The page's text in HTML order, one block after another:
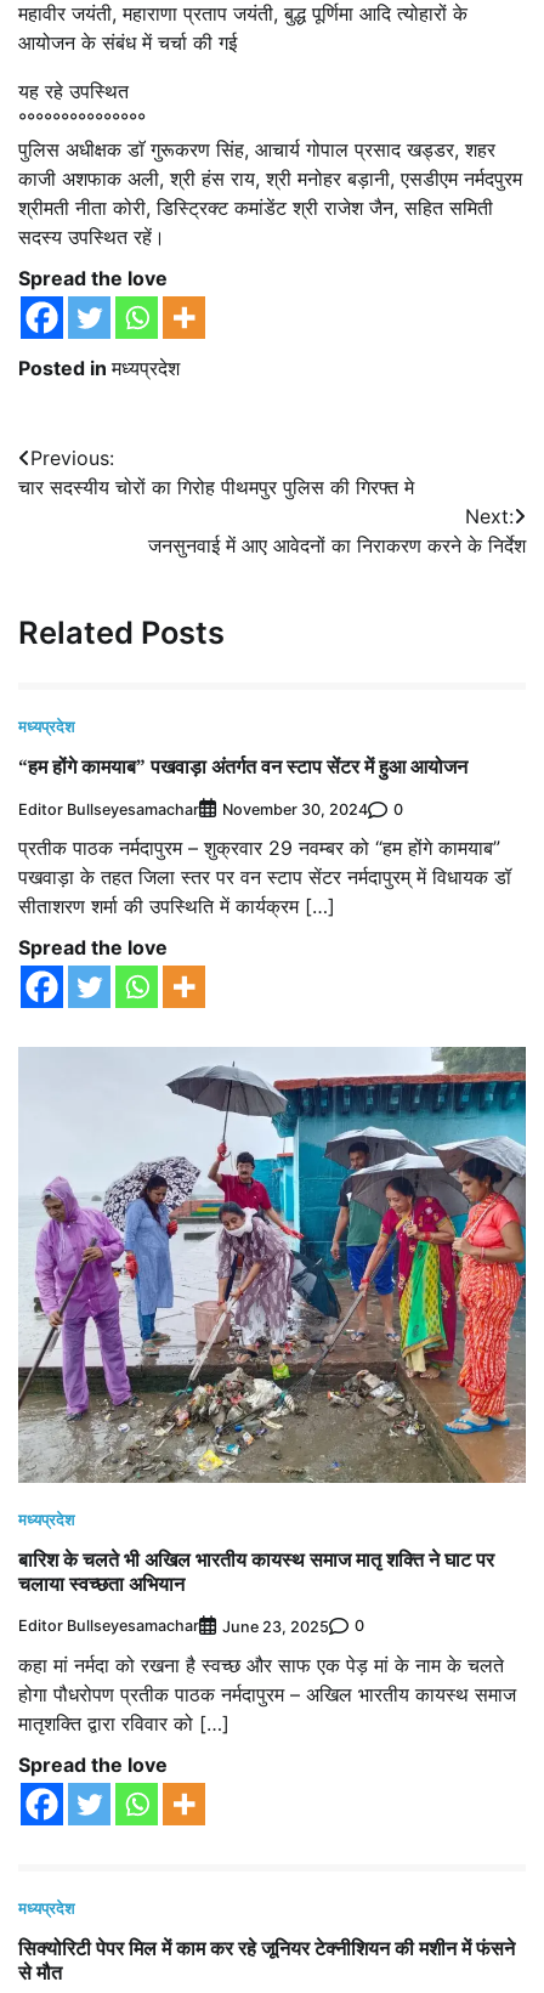
महावीर जयंती, महाराणा प्रताप जयंती, बुद्ध पूर्णिमा आदि त्योहारों के
आयोजन के संबंध में चर्चा की गई
यह रहे उपस्थित
°°°°°°°°°°°°°°°
पुलिस अधीक्षक डाॅ गुरूकरण सिंह, आचार्य गोपाल प्रसाद खड्डर, शहर
काजी अशफाक अली, श्री हंस राय, श्री मनोहर बड़ानी, एसडीएम नर्मदपुरम
श्रीमती नीता कोरी, डिस्ट्रिक्ट कमांडेंट श्री राजेश जैन, सहित समिती
सदस्य उपस्थित रहें।
Spread the love
Posted inमध्यप्रदेश
Post
navigation
Previous:
चार सदस्यीय चोरों का गिरोह पीथमपुर पुलिस की गिरफ्त मे
Next:
जनसुनवाई में आए आवेदनों का निराकरण करने के निर्देश
Related Posts
मध्यप्रदेश
“हम होंगे कामयाब” पखवाड़ा अंतर्गत वन स्टाप सेंटर में हुआ आयोजन
Editor Bullseyesamachar November 30, 2024 0
प्रतीक पाठक नर्मदापुरम – शुक्रवार 29 नवम्‍बर को “हम होंगे कामयाब”
पखवाड़ा के तहत जिला स्तर पर वन स्टाप सेंटर नर्मदापुरम् में विधायक डॉ
सीताशरण शर्मा की उपस्थिति में कार्यक्रम […]
Spread the love
मध्यप्रदेश
बारिश के चलते भी अखिल भारतीय कायस्थ समाज मातृ शक्ति ने घाट पर
चलाया स्वच्छता अभियान
Editor Bullseyesamachar June 23, 2025 0
कहा मां नर्मदा को रखना है स्वच्छ और साफ एक पेड़ मां के नाम के चलते
होगा पौधरोपण प्रतीक पाठक नर्मदापुरम – अखिल भारतीय कायस्थ समाज
मातृशक्ति द्वारा रविवार को […]
Spread the love
मध्यप्रदेश
सिक्योरिटी पेपर मिल में काम कर रहे जूनियर टेक्नीशियन की मशीन में फंसने
से मौत